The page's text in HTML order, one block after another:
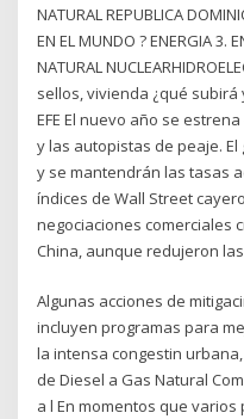
NATURAL REPUBLICA
EN EL MUNDO ? ENERGIA 3.
NATURAL
sellos, vivienda ¿qué subirá
EFE El nuevo año se
y las autopistas de peaje.
y se mantendrán las tasas
índices de Wall Street
negociaciones comerciales
China, aunque redujeron las
Algunas acciones de
incluyen programas para
la intensa congestin
de Diesel a Gas Natural
a l En momentos que